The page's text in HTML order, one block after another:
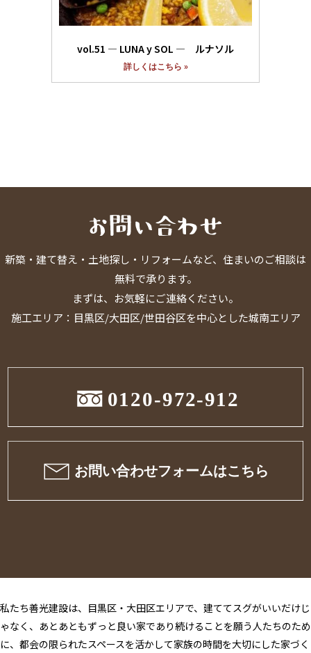
vol.51 ― LUNA y SOL ― ルナソル
詳しくはこちら »
新築・建て替え・土地探し・リフォームなど、住まいのご相談は
無料で承ります。
まずは、お気軽にご連絡ください。
施工エリア：目黒区/大田区/世田谷区を中心とした城南エリア
私たち善光建設は、目黒区・大田区エリアで、建ててスグがいいだけじ
ゃなく、あとあともずっと良い家であり続けることを願う人たちのため
に、都会の限られたスペースを活かして家族の時間を大切にした家づく